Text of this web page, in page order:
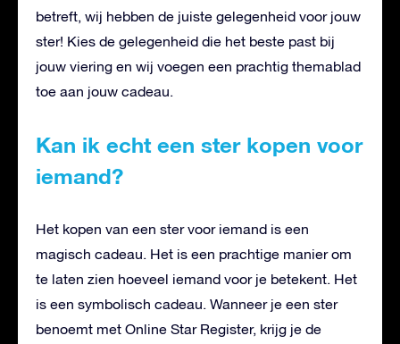
betreft, wij hebben de juiste gelegenheid voor jouw
ster! Kies de gelegenheid die het beste past bij
jouw viering en wij voegen een prachtig themablad
toe aan jouw cadeau.
Kan ik echt een ster kopen voor
iemand?
Het kopen van een ster voor iemand is een
magisch cadeau. Het is een prachtige manier om
te laten zien hoeveel iemand voor je betekent. Het
is een symbolisch cadeau. Wanneer je een ster
benoemt met Online Star Register, krijg je de